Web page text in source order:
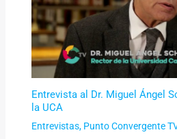
Entrevista al Dr. Miguel Ángel
la UCA
Entrevistas, Punto Convergente